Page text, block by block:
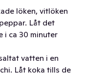
löken, vitlöken
Låt det
i ca 30 minuter
vatten i en
Låt koka tills de